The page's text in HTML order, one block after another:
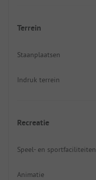
Terrein
Staanplaatsen
Indruk terrein
Recreatie
Speel- en sportfaciliteiten
Animatie